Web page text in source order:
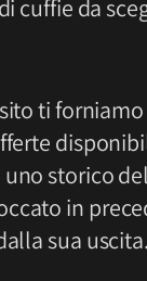
cuffie da
ti
uno storico
in
sua uscita.